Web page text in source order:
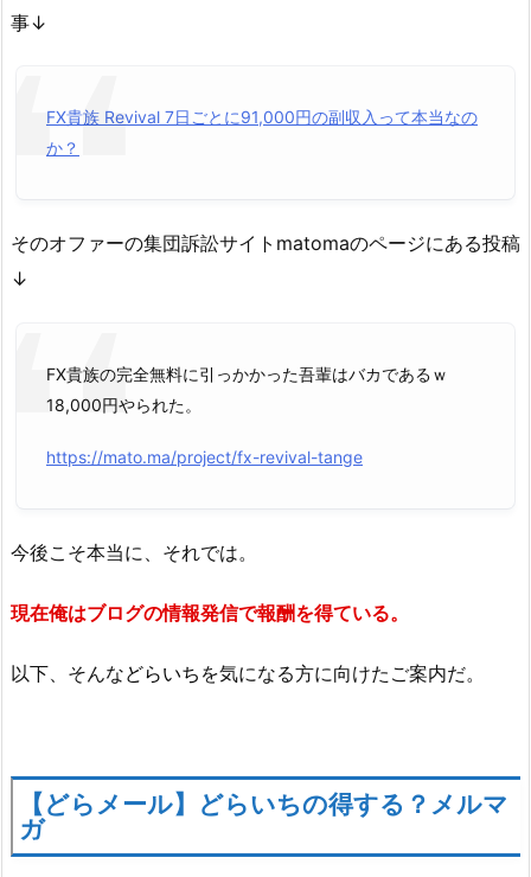
事↓
FX貴族 Revival 7日ごとに91,000円の副収入って本当なの
か？
そのオファーの集団訴訟サイトmatomaのページにある投稿
↓
FX貴族の完全無料に引っかかった吾輩はバカであるｗ
18,000円やられた。
https://mato.ma/project/fx-revival-tange
今後こそ本当に、それでは。
現在俺はブログの情報発信で報酬を得ている。
以下、そんなどらいち を気になる方に向けたご案内だ。
【どらメール】どらいちの得する？メルマ
ガ